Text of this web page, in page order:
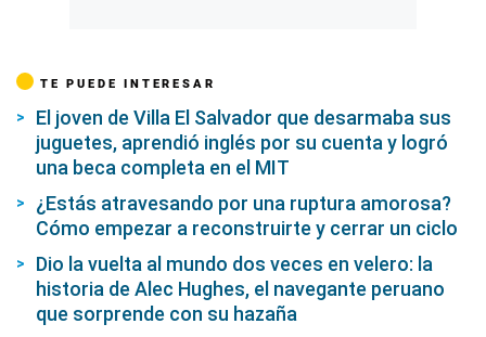
TE PUEDE INTERESAR
El joven de Villa El Salvador que desarmaba sus
juguetes, aprendió inglés por su cuenta y logró
una beca completa en el MIT
¿Estás atravesando por una ruptura amorosa?
Cómo empezar a reconstruirte y cerrar un ciclo
Dio la vuelta al mundo dos veces en velero: la
historia de Alec Hughes, el navegante peruano
que sorprende con su hazaña